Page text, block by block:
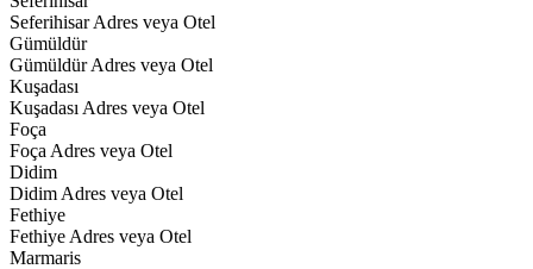
Seferihisar Adres veya Otel
Gümüldür
Gümüldür Adres veya Otel
Kuşadası
Kuşadası Adres veya Otel
Foça
Foça Adres veya Otel
Didim
Didim Adres veya Otel
Fethiye
Fethiye Adres veya Otel
Marmaris